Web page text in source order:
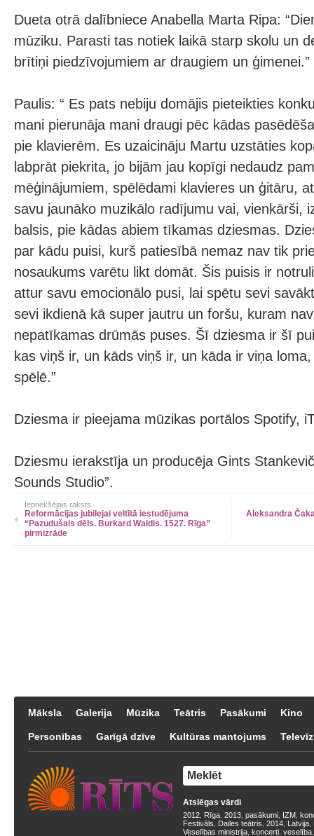
Dueta otrā dalībniece Anabella Marta Ripa:
mūziku. Parasti tas notiek laikā starp skolu un
brītiņi piedzīvojumiem ar draugiem un ģimenei.”
Paulis: “ Es pats nebiju domājis pieteikties
mani pierunāja mani draugi pēc kādas
pie klavierēm. Es uzaicināju Martu uzstāties
labprāt piekrita, jo bijām jau kopīgi nedaudz
mēģinājumiem, spēlēdami klavieres un ģitāru,
savu jaunāko muzikālo radījumu vai, vienkārši,
balsis, pie kādas abiem tīkamas dziesmas.
par kādu puisi, kurš patiesībā nemaz nav tik
nosaukums varētu likt domāt. Šis puisis ir
attur savu emocionālo pusi, lai spētu sevi
sevi ikdienā kā super jautru un foršu, kuram
nepatīkamas drūmās puses. Šī dziesma ir šī
kas viņš ir, un kāds viņš ir, un kāda ir viņa
spēlē.”
Dziesma ir pieejama mūzikas portālos Spotify,
Dziesmu ierakstīja un producēja Gints
Sounds Studio”.
Iepriekšējais raksts
Reformācijas jubilejai veltītā iestudējuma
“Pazudušais dēls. Burkard Waldis. 1527. Rīga”
pirmizrāde
Aleksandra
Māksla Galerija Mūzika Teātris Pasākumi Kino
Personības Garīgā dzīve Kultūras mantojums
Atslēgas vārdi
2012 Rīga 2013 pasākumi IZM
Festivāls
Dailes teātris 2014 Latvija
Veselības ministrija koncerti veselība